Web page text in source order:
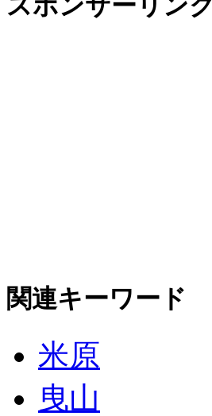
スポンサーリンク
関連キーワード
米原
曳山